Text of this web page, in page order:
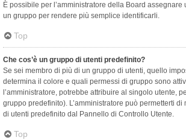
È possibile per l’amministratore della Board assegnare
un gruppo per rendere più semplice identificarli.
Top
Che cos’è un gruppo di utenti predefinito?
Se sei membro di più di un gruppo di utenti, quello
determina il colore e quali permessi di gruppo sono
l’amministratore, potrebbe attribuire al singolo utente,
gruppo predefinito). L’amministratore può permetterti
di utenti predefinito dal Pannello di Controllo Utente.
Top